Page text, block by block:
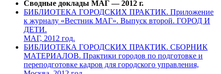
Сводные доклады МАГ — 2012 г.
БИБЛИОТЕКА ГОРОДСКИХ ПРАКТИК. Приложение
к журналу «Вестник МАГ». Выпуск второй. ГОРОД И
ДЕТИ.
МАГ, 2012 год.
БИБЛИОТЕКА ГОРОДСКИХ ПРАКТИК. СБОРНИК
МАТЕРИАЛОВ. Практики городов по подготовке и
переподготовке кадров для городского управления,